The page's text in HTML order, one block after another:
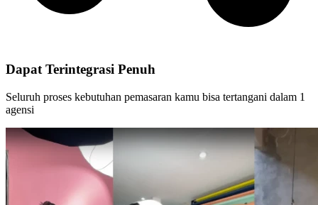
Dapat Terintegrasi Penuh
Seluruh proses kebutuhan pemasaran kamu bisa tertangani dalam 1
agensi